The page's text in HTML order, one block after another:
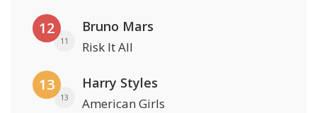
12
11
Bruno Mars
Risk It All
13
13
Harry Styles
American Girls